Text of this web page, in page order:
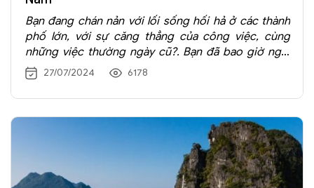
Bạn đang chán nản với lối sống hối hả ở các thành
phố lớn, với sự căng thẳng của công việc, cùng
những việc thường ngày cũ?. Bạn đã bao giờ nghĩ
về một chuyến
du lịch Việt Nam
để có được trải nghiệm hoàn toàn mới và đáng
nhớ?Miền Bắc Việt Namlà một trong những điểm
đến thú vị cho chuyến phiêu lưu ở nước ta.
27/07/2024 6178